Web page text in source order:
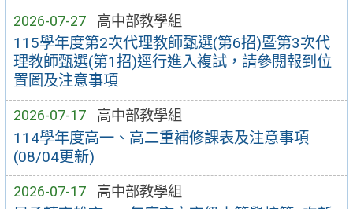
2026-07-27 高中部教學組
115學年度第2次代理教師甄選(第6招)暨第3次代
理教師甄選(第1招)逕行進入複試，請參閱報到位
置圖及注意事項
2026-07-17 高中部教學組
114學年度高一、高二重補修課表及注意事項
(08/04更新)
2026-07-17 高中部教學組